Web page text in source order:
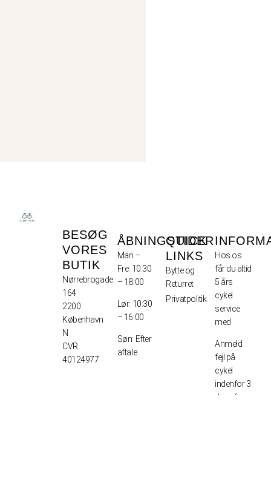
BESØG
VORES
BUTIK
Nørrebrogade
164
2200
København
N
CVR
40124977
ÅBNINGSTIDER
Man –
Fre: 10:30
– 18:00
Lør: 10:30
– 16:00
Søn: Efter
aftale
QUICK
LINKS
Bytte og
Returret
Privatpolitik
Hos os
får du altid
5 års
cykel
service
med
Anmeld
fejl på
cykel
indenfor 3
dage fra